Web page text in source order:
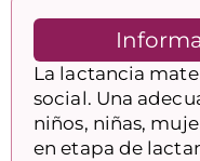
La lactancia
social. Una
niños, niñas,
en etapa de